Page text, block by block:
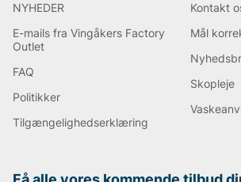
NYHEDER
E-mails fra Vingåkers Factory
Outlet
FAQ
Politikker
Tilgængelighedserklæring
Kontakt
Mål
Skopleje